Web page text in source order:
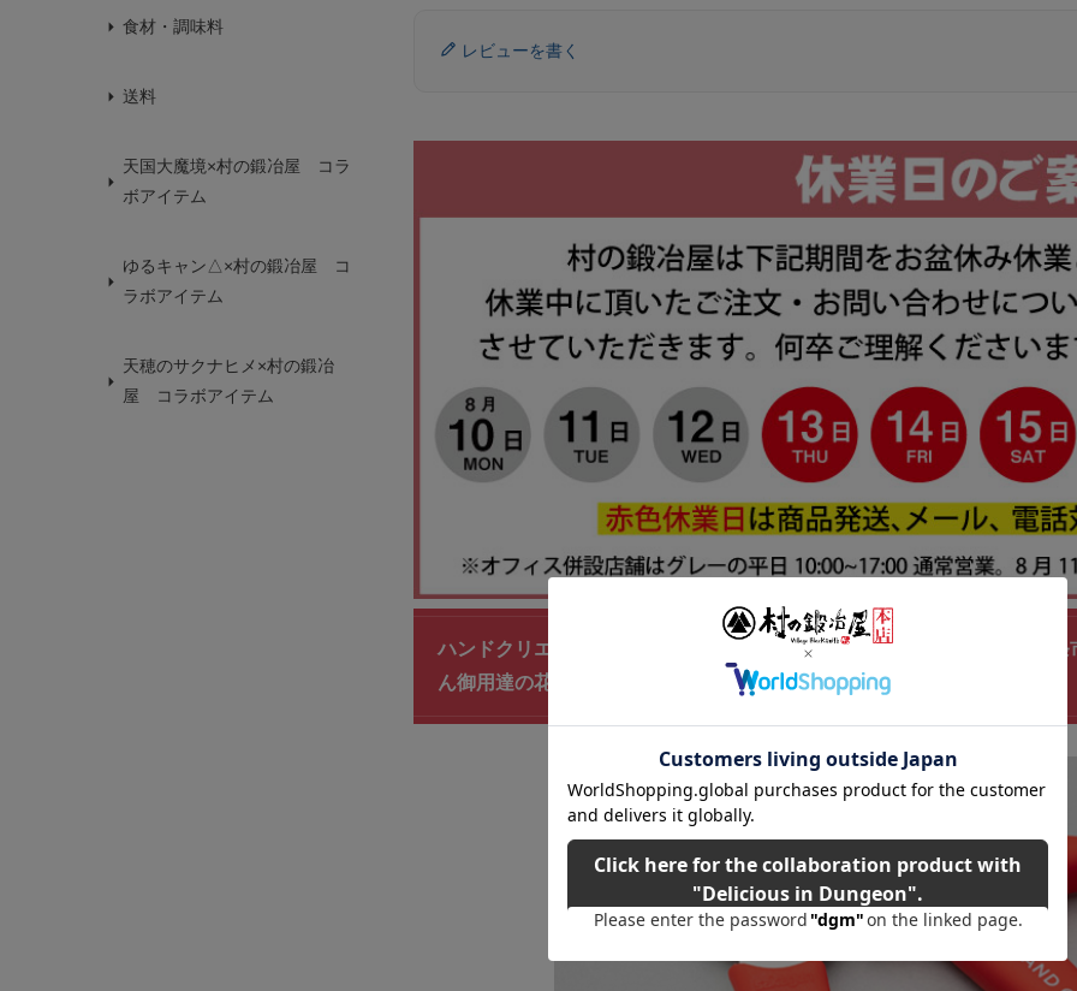
食材・調味料
送料
天国大魔境×村の鍛冶屋 コラ
ボアイテム
ゆるキャン△×村の鍛冶屋 コ
ラボアイテム
天穂のサクナヒメ×村の鍛冶
屋 コラボアイテム
レビューを書く
ハンドクリエーション F170 左利き用 白刃シリーズ（全6色）＜三
ん御用達の花切鋏 ※ネコポス配送